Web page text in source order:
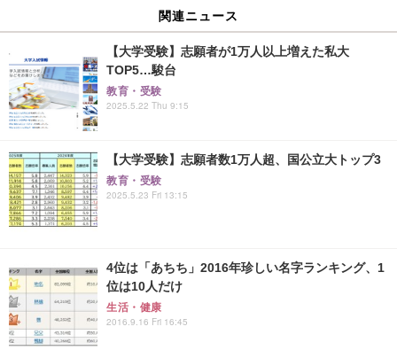
関連ニュース
【大学受験】志願者が1万人以上増えた私大
TOP5…駿台
教育・受験
2025.5.22 Thu 9:15
【大学受験】志願者数1万人超、国公立大トップ3
教育・受験
2025.5.23 Fri 13:15
4位は「あちち」2016年珍しい名字ランキング、1
位は10人だけ
生活・健康
2016.9.16 Fri 16:45